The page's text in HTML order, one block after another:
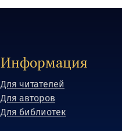
Информация
Для читателей
Для авторов
Для библиотек